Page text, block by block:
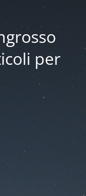
per